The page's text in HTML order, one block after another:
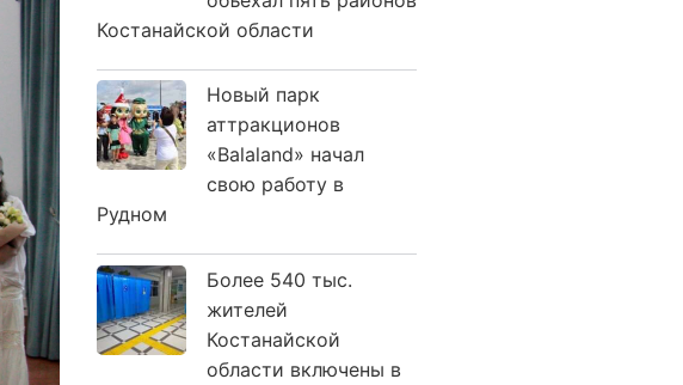
Костанайской области
Новый парк
аттракционов
«Balaland» начал
свою работу в
Рудном
Более 540 тыс.
жителей
Костанайской
области включены в